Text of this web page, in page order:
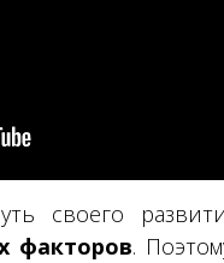
своего
факторов.